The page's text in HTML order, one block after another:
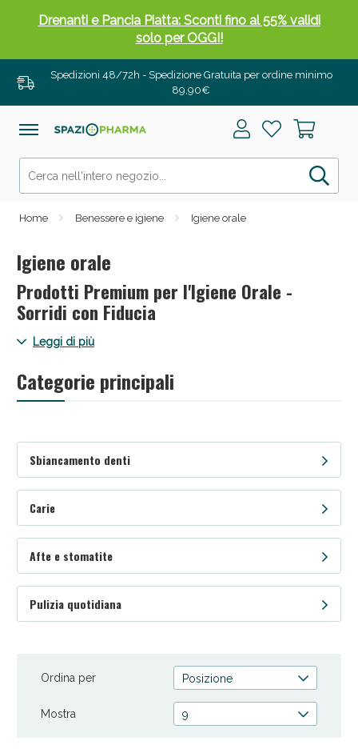
Spedizioni 48/72h - Spedizione Gratuita per ordine minimo
89,90€
Home Benessere e igiene Igiene orale
Igiene orale
Prodotti Premium per l'Igiene Orale -
Sorridi con Fiducia
Spaziopharma.it ti offre prodotti premium per un'igiene orale
qualità, i nostri prodotti vanno oltre le aspettative, garantendo
una bocca sana e un sorriso luminoso. Scegli Spaziopharma.it
Leggi di più
Categorie principali
Sbiancamento denti
Carie
Afte e stomatite
Pulizia quotidiana
Ordina per Posizione
Mostra 9
Drenanti e Pancia Piatta: Sconti fino al 55% validi
solo per OGGI!
Salini e Multivitaminici: oggi Sconto extra fino al
Anticellulite e Fanghi: Sconto fino al 40% valido